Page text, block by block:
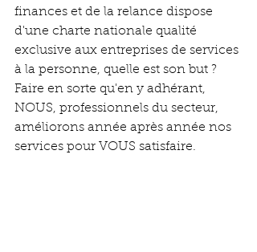
finances et de la relance dispose
d'une charte nationale qualité
exclusive aux entreprises de services
à la personne, quelle est son but ?
Faire en sorte qu'en y adhérant,
NOUS, professionnels du secteur,
améliorons année après année nos
services pour VOUS satisfaire.